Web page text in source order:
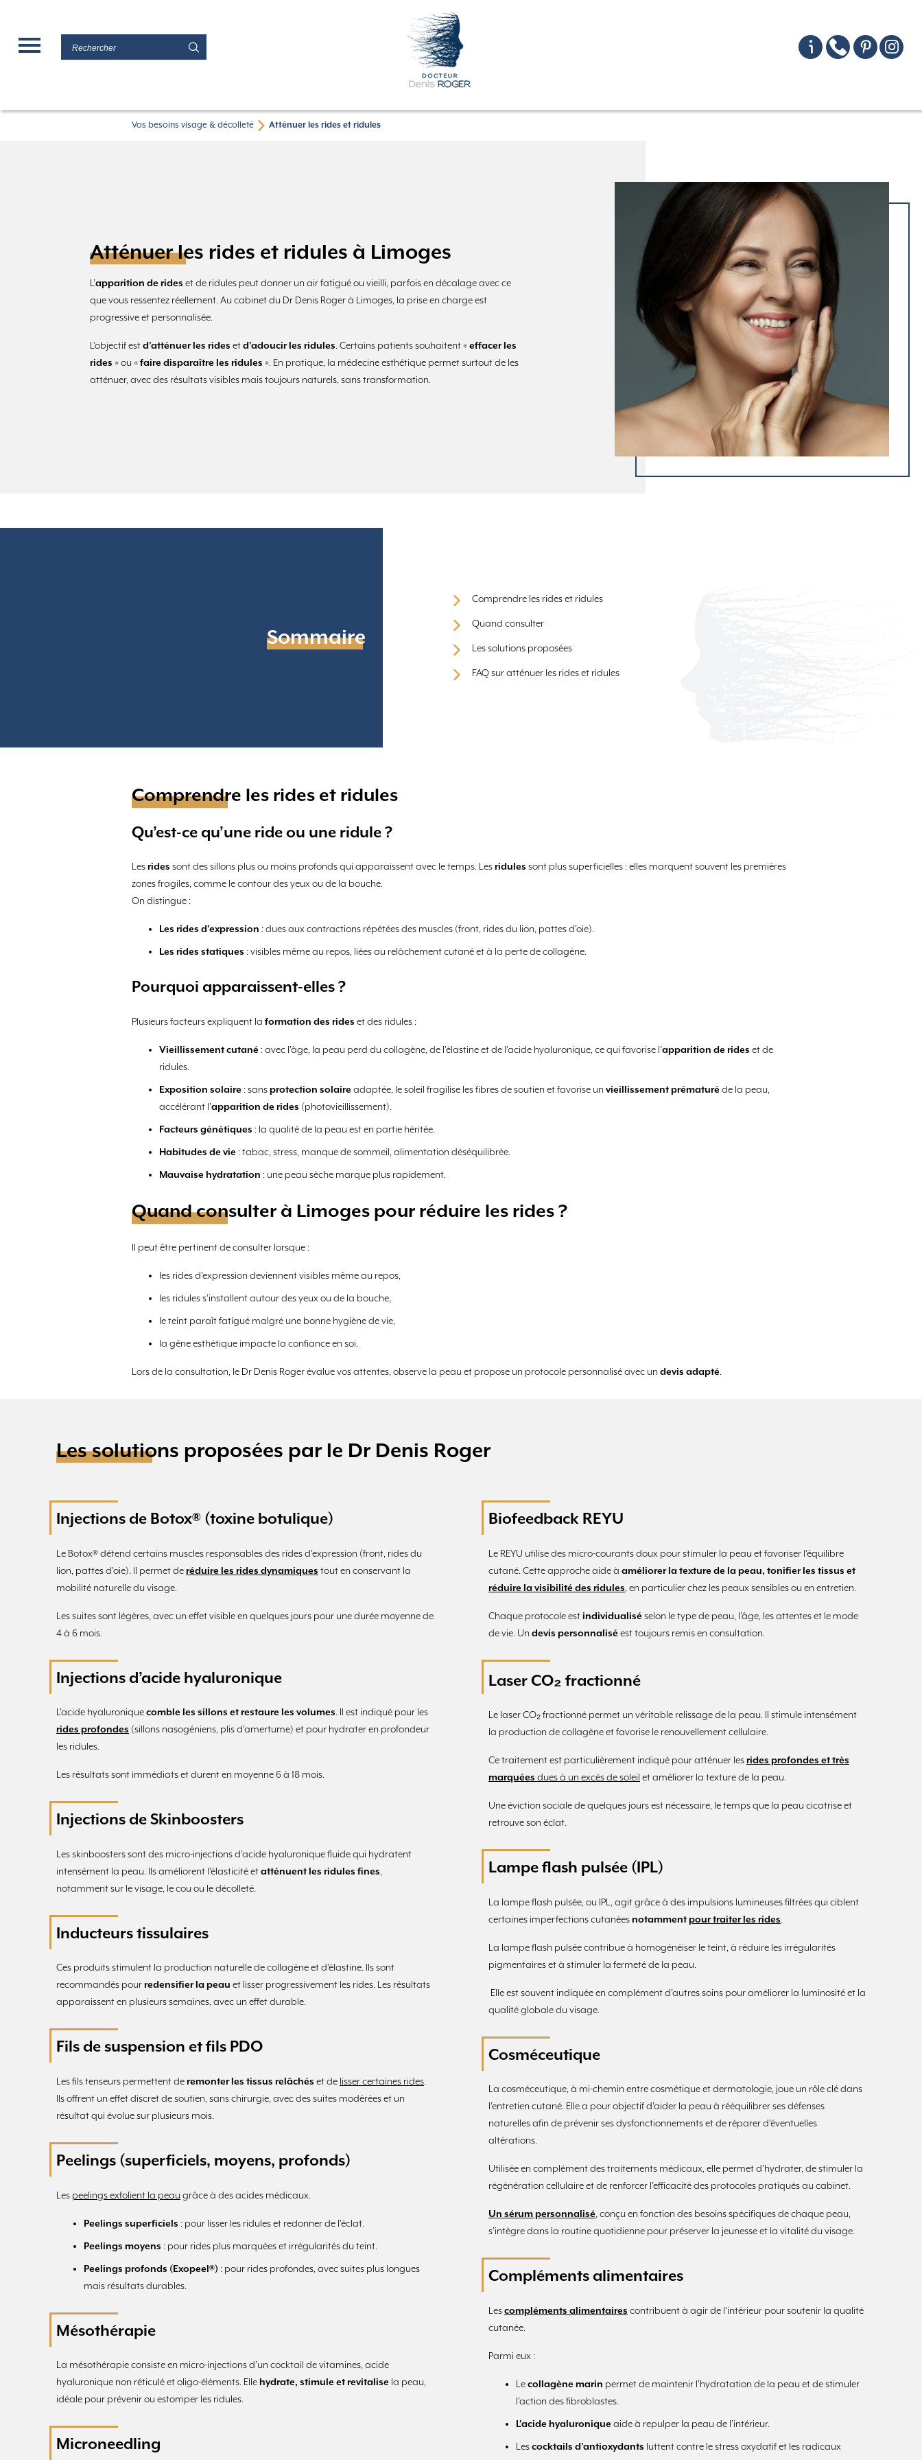
Vos besoins visage & décolleté Atténuer les rides et ridules
Atténuer les rides et ridules à Limoges
L’apparition de rides et de ridules peut donner un air fatigué ou vieilli, parfois en décalage avec ce
que vous ressentez réellement. Au cabinet du Dr Denis Roger à Limoges, la prise en charge est
progressive et personnalisée.
L’objectif estd’atténuer les rides etd’adoucir les ridules. Certains patients souhaitent «effacer les
rides » ou «faire disparaître les ridules ». En pratique, la médecine esthétique permet surtout de les
atténuer, avec des résultats visibles mais toujours naturels, sans transformation.
Sommaire
Comprendre les rides et ridules
Quand consulter
Les solutions proposées
FAQ sur atténuer les rides et ridules
Comprendre les rides et ridules
Qu’est-ce qu’une ride ou une ridule ?
Les rides sont des sillons plus ou moins profonds qui apparaissent avec le temps. Les ridules sont plus superficielles : elles marquent souvent les premières
zones fragiles, comme le contour des yeux ou de la bouche.
On distingue :
Les rides d’expression : dues aux contractions répétées des muscles (front, rides du lion, pattes d’oie).
Les rides statiques : visibles même au repos, liées au relâchement cutané et à la perte de collagène.
Pourquoi apparaissent-elles ?
Plusieurs facteurs expliquent la formation des rides et des ridules :
Vieillissement cutané : avec l’âge, la peau perd du collagène, de l’élastine et de l’acide hyaluronique, ce qui favorise l’apparition de rides et de
ridules.
Exposition solaire : sans protection solaire adaptée, le soleil fragilise les fibres de soutien et favorise un vieillissement prématuré de la peau,
accélérant l’apparition de rides (photovieillissement).
Facteurs génétiques : la qualité de la peau est en partie héritée.
Habitudes de vie : tabac, stress, manque de sommeil, alimentation déséquilibrée.
Mauvaise hydratation : une peau sèche marque plus rapidement.
Quand consulter à Limoges pour réduire les rides ?
Il peut être pertinent de consulter lorsque :
les rides d’expression deviennent visibles même au repos,
les ridules s’installent autour des yeux ou de la bouche,
le teint paraît fatigué malgré une bonne hygiène de vie,
la gêne esthétique impacte la confiance en soi.
Lors de la consultation, le Dr Denis Roger évalue vos attentes, observe la peau et propose un protocole personnalisé avec un devis adapté.
Les solutions proposées par le Dr Denis Roger
Injections de Botox® (toxine botulique)
Le Botox® détend certains muscles responsables des rides d’expression (front, rides du
lion, pattes d’oie). Il permet de réduire les rides dynamiques tout en conservant la
mobilité naturelle du visage.
Les suites sont légères, avec un effet visible en quelques jours pour une durée moyenne de
4 à 6 mois.
Injections d’acide hyaluronique
L’acide hyaluroniquecomble les sillons et restaure les volumes. Il est indiqué pour les
rides profondes (sillons nasogéniens, plis d’amertume) et pour hydrater en profondeur
les ridules.
Les résultats sont immédiats et durent en moyenne 6 à 18 mois.
Injections de Skinboosters
Les skinboosters sont des micro-injections d’acide hyaluronique fluide qui hydratent
intensément la peau. Ils améliorent l’élasticité etatténuent les ridules fines,
notamment sur le visage, le cou ou le décolleté.
Inducteurs tissulaires
Ces produits stimulent la production naturelle de collagène et d’élastine. Ils sont
recommandés pour redensifier la peau et lisser progressivement les rides. Les résultats
apparaissent en plusieurs semaines, avec un effet durable.
Fils de suspension et fils PDO
Les fils tenseurs permettent de remonter les tissus relâchés et de lisser certaines rides.
Ils offrent un effet discret de soutien, sans chirurgie, avec des suites modérées et un
résultat qui évolue sur plusieurs mois.
Peelings (superficiels, moyens, profonds)
Les peelings exfolient la peau grâce à des acides médicaux.
Peelings superficiels : pour lisser les ridules et redonner de l’éclat.
Peelings moyens : pour rides plus marquées et irrégularités du teint.
Peelings profonds (Exopeel®) : pour rides profondes, avec suites plus longues
mais résultats durables.
Mésothérapie
La mésothérapie consiste en micro-injections d’un cocktail de vitamines, acide
hyaluronique non réticulé et oligo-éléments. Elle hydrate, stimule et revitalise la peau,
idéale pour prévenir ou estomper les ridules.
Microneedling
Biofeedback REYU
Le REYU utilise des micro-courants doux pour stimuler la peau et favoriser l’équilibre
cutané. Cette approche aide à améliorer la texture de la peau, tonifier les tissus et
réduire la visibilité des ridules, en particulier chez les peaux sensibles ou en entretien.
Chaque protocole est individualisé selon le type de peau, l’âge, les attentes et le mode
de vie. Un devis personnalisé est toujours remis en consultation.
Laser CO₂ fractionné
Le laser CO₂ fractionné permet un véritable relissage de la peau. Il stimule intensément
la production de collagène et favorise le renouvellement cellulaire.
Ce traitement est particulièrement indiqué pour atténuer les rides profondes et très
marquées dues à un excès de soleil et améliorer la texture de la peau.
Une éviction sociale de quelques jours est nécessaire, le temps que la peau cicatrise et
retrouve son éclat.
Lampe flash pulsée (IPL)
La lampe flash pulsée, ou IPL, agit grâce à des impulsions lumineuses filtrées qui ciblent
certaines imperfections cutanées notamment pour traiter les rides.
La lampe flash pulsée contribue à homogénéiser le teint, à réduire les irrégularités
pigmentaires et à stimuler la fermeté de la peau.
Elle est souvent indiquée en complément d’autres soins pour améliorer la luminosité et la
qualité globale du visage.
Cosméceutique
La cosméceutique, à mi-chemin entre cosmétique et dermatologie, joue un rôle clé dans
l’entretien cutané. Elle a pour objectif d’aider la peau à rééquilibrer ses défenses
naturelles afin de prévenir ses dysfonctionnements et de réparer d’éventuelles
altérations.
Utilisée en complément des traitements médicaux, elle permet d’hydrater, de stimuler la
régénération cellulaire et de renforcer l’efficacité des protocoles pratiqués au cabinet.
Un sérum personnalisé, conçu en fonction des besoins spécifiques de chaque peau,
s’intègre dans la routine quotidienne pour préserver la jeunesse et la vitalité du visage.
Compléments alimentaires
Lescompléments alimentaires contribuent à agir de l’intérieur pour soutenir la qualité
cutanée.
Parmi eux :
Lecollagène marin permet de maintenir l’hydratation de la peau et de stimuler
l’action des fibroblastes.
L’acide hyaluronique aide à repulper la peau de l’intérieur.
Lescocktails d’antioxydants luttent contre le stress oxydatif et les radicaux